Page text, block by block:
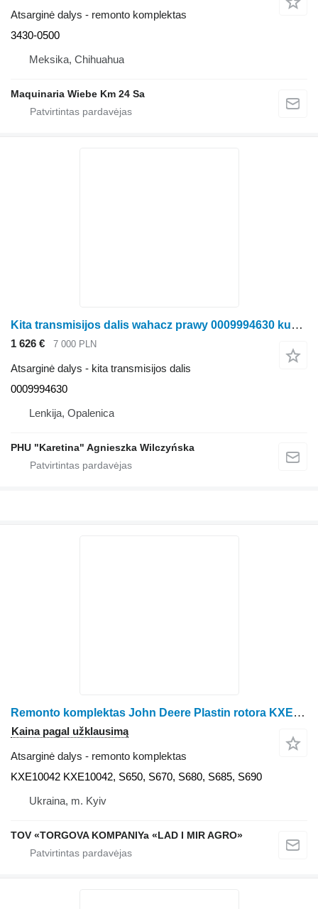
Atsarginė dalys - remonto komplektas
3430-0500
Meksika, Chihuahua
Maquinaria Wiebe Km 24 Sa
Kita transmisijos dalis wahacz prawy 0009994630 kukurūzų kombaino Claas RU600
1 626 € 7 000 PLN
Atsarginė dalys - kita transmisijos dalis
0009994630
Lenkija, Opalenica
PHU "Karetina" Agnieszka Wilczyńska
Remonto komplektas John Deere Plastin rotora KXE10042 kukurūzų kombaino John Deere S650, S670, S680, S685, S690
Kaina pagal užklausimą
Atsarginė dalys - remonto komplektas
KXE10042 KXE10042, S650, S670, S680, S685, S690
Ukraina, m. Kyiv
TOV «TORGOVA KOMPANIYa «LAD I MIR AGRO»